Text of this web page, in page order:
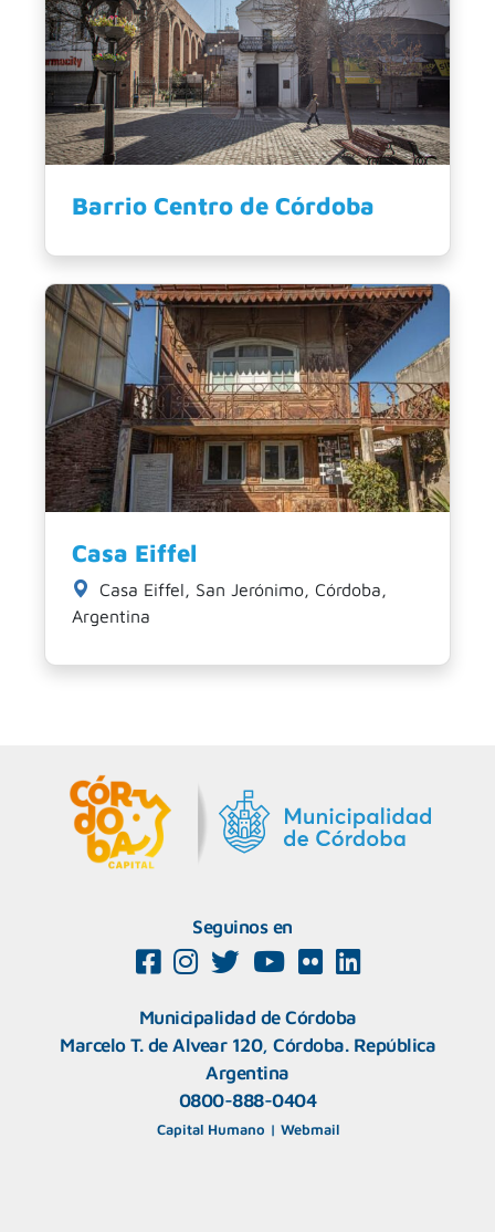
Barrio Centro de Córdoba
Casa Eiffel
Casa Eiffel, San Jerónimo, Córdoba,
Argentina
Seguinos en
Municipalidad de Córdoba
Marcelo T. de Alvear 120, Córdoba. República
Argentina
0800-888-0404
Capital Humano | Webmail